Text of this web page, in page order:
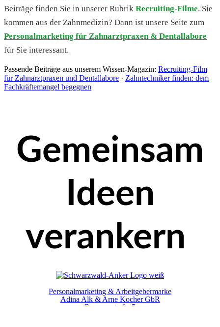
Beiträge finden Sie in unserer Rubrik Recruiting-Filme. Sie
kommen aus der Zahnmedizin? Dann ist unsere Seite zum
Personalmarketing für Zahnarztpraxen & Dentallabore
für Sie interessant.
Passende Beiträge aus unserem Wissen-Magazin: Recruiting-Film
für Zahnarztpraxen und Dentallabore · Zahntechniker finden: dem
Fachkräftemangel begegnen
Gemeinsam
Ideen
verankern
Personalmarketing & Arbeitgebermarke
Adina Alk & Arne Kocher GbR
Brunnenstraße 5